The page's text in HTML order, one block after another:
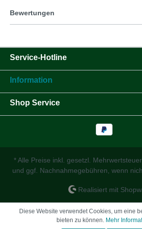
Bewertungen
Service-Hotline
Information
Shop Service
* Alle Preise inkl. gesetzl. Mehrwertsteuer
und ggf. Nachnahmegebühren, wenn
Realisiert mit
Diese Website verwendet Cookies, um eine
bieten zu können. Mehr